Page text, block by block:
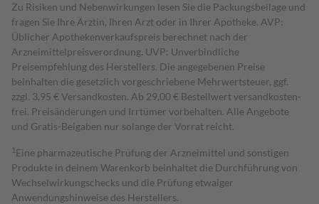
Zu Risiken und Nebenwirkungen lesen Sie die Packungsbeilage und
fragen Sie Ihre Ärztin, Ihren Arzt oder in Ihrer Apotheke. AVP:
Üblicher Apothekenverkaufspreis berechnet nach der
Arzneimittelpreisverordnung. UVP: Unverbindliche
Preisempfehlung des Herstellers. Die angegebenen Preise
beinhalten die gesetzlich vorgeschriebene Mehrwertsteuer, ggf.
zzgl. 3,95 € Versandkosten. Ab 29,00 € Bestell­wert versand­kosten­
frei. Preisänderungen und Irrtümer vorbehalten. Alle Angebote
und Gratis-Beigaben nur solange der Vorrat reicht.
1 Eine pharmazeutische Prüfung der Arzneimittel und sonstigen
Produkte in deinem Warenkorb beinhaltet die Durchführung von
Wechselwirkungschecks und die Prüfung etwaiger
Anwendungshinweise des Herstellers.